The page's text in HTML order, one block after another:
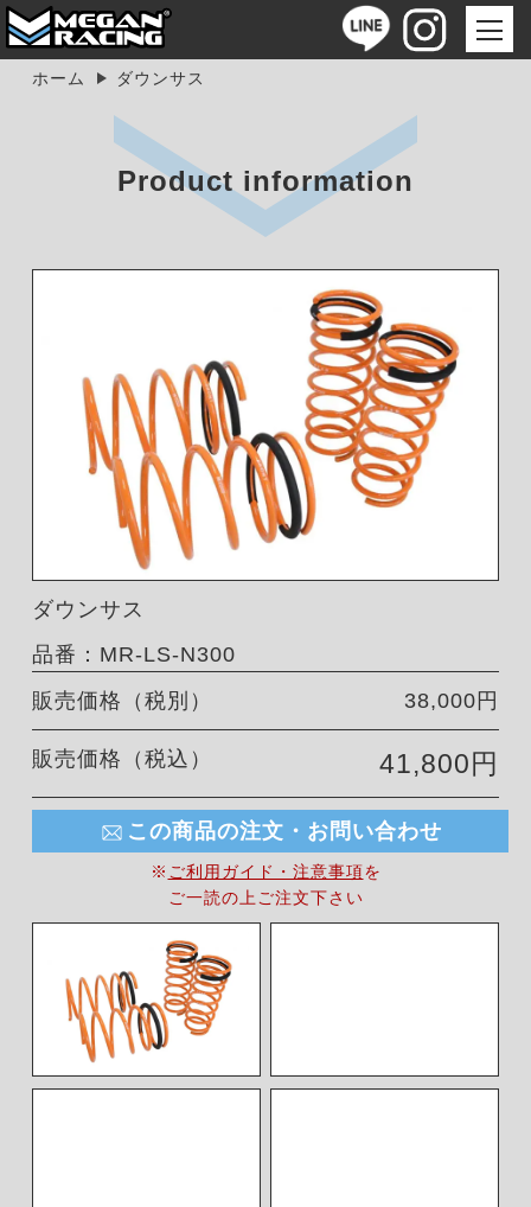
ホーム ダウンサス
Product information
ダウンサス
品番：MR-LS-N300
販売価格（税別）
38,000円
販売価格（税込） 41,800円
この商品の注文・お問い合わせ
※ ご利用ガイド・注意事項を
ご一読の上ご注文下さい